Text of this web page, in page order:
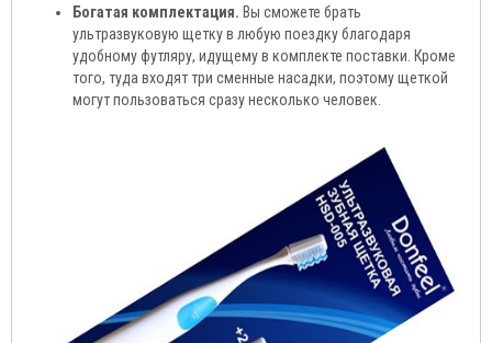
Богатая комплектация. Вы сможете брать
ультразвуковую щетку в любую поездку благодаря
удобному футляру, идущему в комплекте поставки. Кроме
того, туда входят три сменные насадки, поэтому щеткой
могут пользоваться сразу несколько человек.